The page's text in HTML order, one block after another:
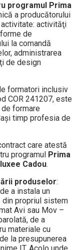
programul Prima
a producătorului
activităţi
de
la comandă
administrarea
de design
formatori inclusiv
COR 241207, este
formare
timp profesia de
care atestă
programul Prima
Cadou.
produselor:
a instala un
din propriul sistem
Avi sau Mov –
de a
materiale cu
la presupunerea